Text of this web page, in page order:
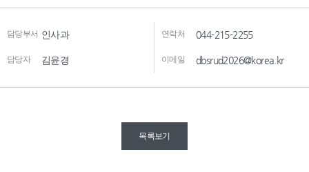
담당부서 인사과 연락처 044-215-2255
담당자 김윤경 이메일 dbsrud2026@korea.kr
목록보기